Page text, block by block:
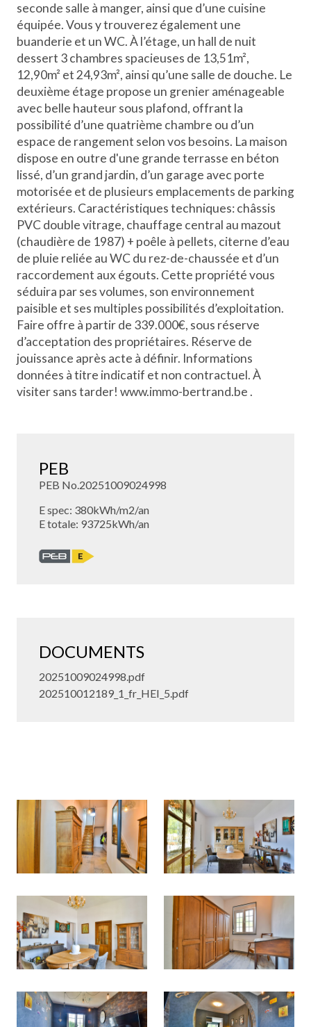
seconde salle à manger, ainsi que d’une cuisine
équipée. Vous y trouverez également une
buanderie et un WC. À l’étage, un hall de nuit
dessert 3 chambres spacieuses de 13,51m²,
12,90m² et 24,93m², ainsi qu’une salle de douche. Le
deuxième étage propose un grenier aménageable
avec belle hauteur sous plafond, offrant la
possibilité d’une quatrième chambre ou d’un
espace de rangement selon vos besoins. La maison
dispose en outre d'une grande terrasse en béton
lissé, d’un grand jardin, d’un garage avec porte
motorisée et de plusieurs emplacements de parking
extérieurs. Caractéristiques techniques: châssis
PVC double vitrage, chauffage central au mazout
(chaudière de 1987) + poêle à pellets, citerne d’eau
de pluie reliée au WC du rez-de-chaussée et d’un
raccordement aux égouts. Cette propriété vous
séduira par ses volumes, son environnement
paisible et ses multiples possibilités d’exploitation.
Faire offre à partir de 339.000€, sous réserve
d’acceptation des propriétaires. Réserve de
jouissance après acte à définir. Informations
données à titre indicatif et non contractuel. À
visiter sans tarder! www.immo-bertrand.be .
PEB
PEB No.20251009024998
E spec: 380kWh/m2/an
E totale: 93725kWh/an
DOCUMENTS
20251009024998.pdf
202510012189_1_fr_HEI_5.pdf